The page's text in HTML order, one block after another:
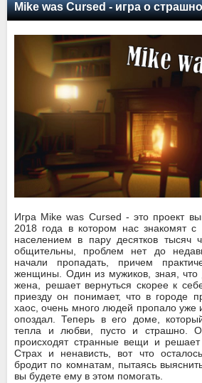
Mike was Cursed - игра о
Игра Mike was Cursed - это проект
2018 года в котором нас знакомят с
населением в пару десятков тысяч
общительны, проблем нет до
начали пропадать, причем
женщины. Один из мужиков, зная, что
жена, решает вернуться скорее к
приезду он понимает, что в городе
хаос, очень много людей пропало уже
опоздал. Теперь в его доме,
тепла и любви, пусто и страшно.
происходят странные вещи и решает
Страх и ненависть, вот что
бродит по комнатам, пытаясь
вы будете ему в этом помогать.